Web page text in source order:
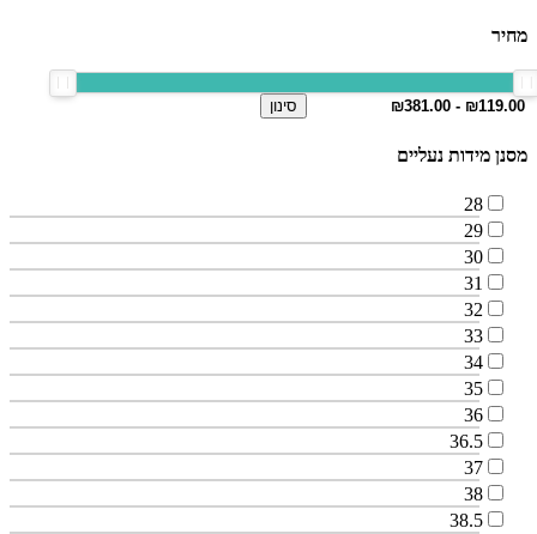
מחיר
סינון
מסנן מידות נעליים
28
29
30
31
32
33
34
35
36
36.5
37
38
38.5